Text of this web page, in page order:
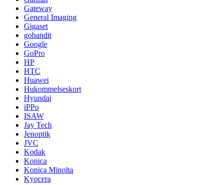
Gateway
General Imaging
Gigaset
gobandit
Google
GoPro
HP
HTC
Huawei
Hukommelseskort
Hyundai
iPPo
ISAW
Jay Tech
Jenoptik
JVC
Kodak
Konica
Konica Minolta
Kyocera